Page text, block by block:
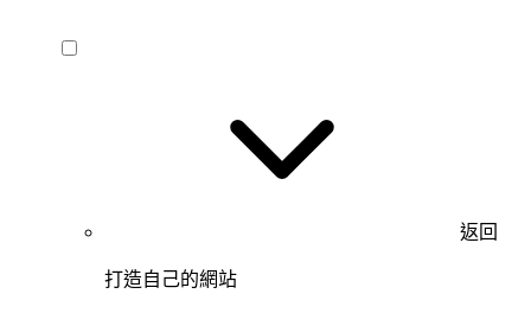
返回
打造自己的網站